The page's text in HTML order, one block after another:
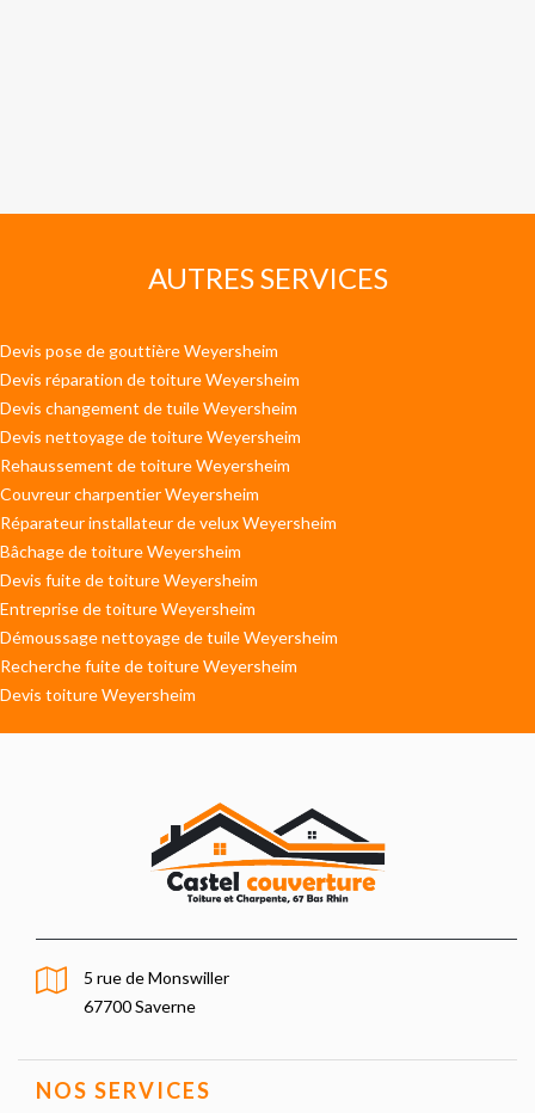
AUTRES SERVICES
Devis pose de gouttière Weyersheim
Devis réparation de toiture Weyersheim
Devis changement de tuile Weyersheim
Devis nettoyage de toiture Weyersheim
Rehaussement de toiture Weyersheim
Couvreur charpentier Weyersheim
Réparateur installateur de velux Weyersheim
Bâchage de toiture Weyersheim
Devis fuite de toiture Weyersheim
Entreprise de toiture Weyersheim
Démoussage nettoyage de tuile Weyersheim
Recherche fuite de toiture Weyersheim
Devis toiture Weyersheim
5 rue de Monswiller
67700 Saverne
NOS SERVICES